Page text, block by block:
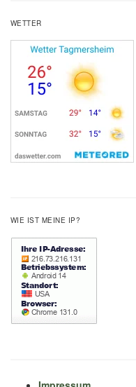
WETTER
WIE IST MEINE IP?